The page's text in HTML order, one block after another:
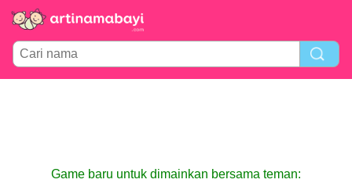
Game baru untuk dimainkan bersama teman: